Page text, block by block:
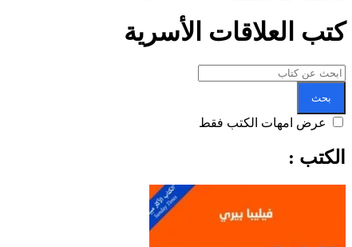
كتب العلاقات الأسرية
بحث
عرض امهات الكتب فقط
الكتب :